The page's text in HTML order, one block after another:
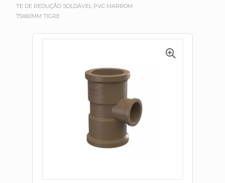
TE DE REDUÇÃO SOLDÁVEL PVC MARROM
75X60MM TIGRE